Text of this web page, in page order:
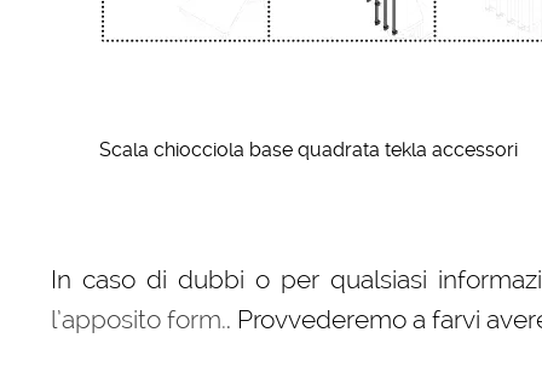
Scala chiocciola base quadrata tekla accessori
In caso di dubbi o per qualsiasi
l’apposito form.. Provvederemo a farvi